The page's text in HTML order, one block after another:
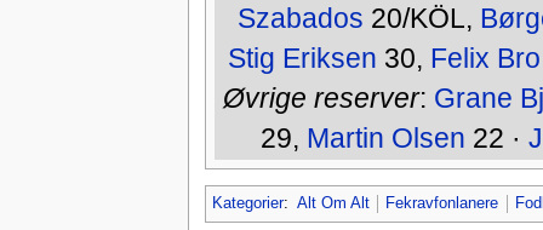
Szabados 20/KÖL,
Stig Eriksen 30, Felix Bro
Øvrige reserver: Grane
29, Martin Olsen 22 ·
Kategorier: Alt Om Alt Fekravfonlanere